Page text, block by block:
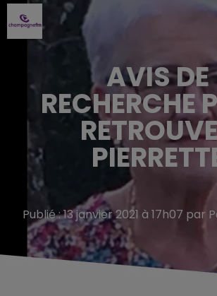
AVIS DE
RECHERCHE
Publié : 13 janvier 2021 à 17h07 par